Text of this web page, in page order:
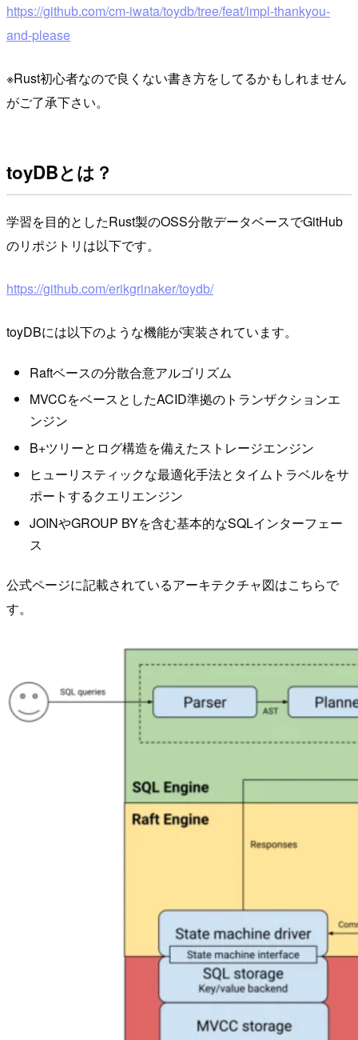
https://github.com/cm-iwata/toydb/tree/feat/impl-thankyou-
and-please
※Rust初心者なので良くない書き方をしてるかもしれません
がご了承下さい。
toyDBとは？
学習を目的としたRust製のOSS分散データベースでGitHub
のリポジトリは以下です。
https://github.com/erikgrinaker/toydb/
toyDBには以下のような機能が実装されています。
Raftベースの分散合意アルゴリズム
MVCCをベースとしたACID準拠のトランザクションエ
ンジン
B+ツリーとログ構造を備えたストレージエンジン
ヒューリスティックな最適化手法とタイムトラベルをサ
ポートするクエリエンジン
JOINやGROUP BYを含む基本的なSQLインターフェー
ス
公式ページに記載されているアーキテクチャ図はこちらで
す。